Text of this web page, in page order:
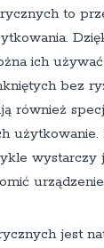
to
ich
bez
również
wystarczy
jest